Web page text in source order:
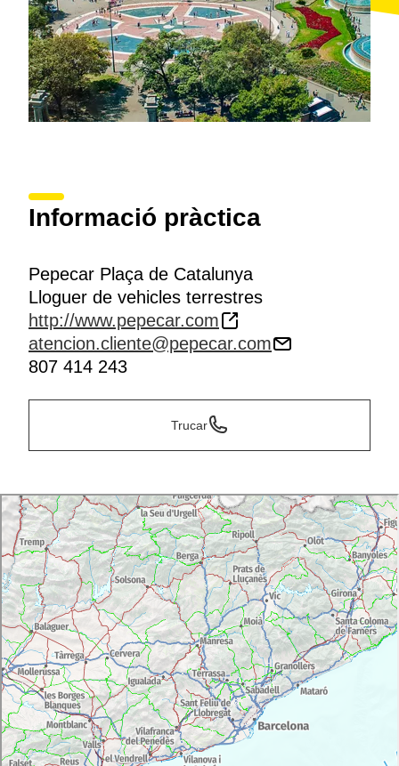
Informació pràctica
Pepecar Plaça de Catalunya
Lloguer de vehicles terrestres
http://www.pepecar.com
atencion.cliente@pepecar.com
807 414 243
Trucar